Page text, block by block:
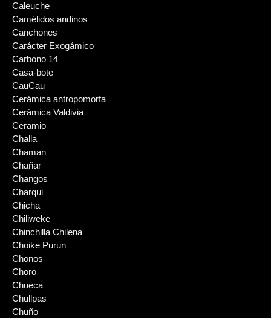
Caleuche
Camélidos andinos
Canchones
Carácter Exogámico
Carbono 14
Casa-bote
CauCau
Cerámica antropomorfa
Cerámica Valdivia
Ceramio
Challa
Chaman
Chañar
Changos
Charqui
Chicha
Chiliweke
Chinchilla Chilena
Choike Purun
Chonos
Choro
Chueca
Chullpas
Chuño